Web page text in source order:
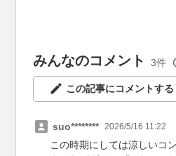
みんなのコメント 3件
この記事にコメントする
suo******** 2026/5/16 11:22
この時期にしては涼しいコ